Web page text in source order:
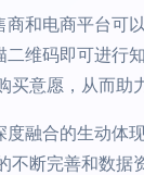
和电商平台
维码即可进
意愿，从而助
融合的生动
断完善和数